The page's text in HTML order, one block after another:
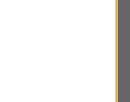
Prüfungsteil
von
des
praktischen